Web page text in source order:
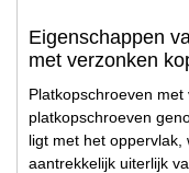
Eigenschappen
met verzonken
Platkopschroeven
platkopschroeven
ligt met het oppervlak,
aantrekkelijk uiterlijk